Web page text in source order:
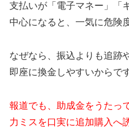
支払いが「電子マネー」「
中心になると、一気に危険
なぜなら、振込よりも追跡
即座に換金しやすいからで
報道でも、助成金をうたっ
力ミスを口実に追加購入へ